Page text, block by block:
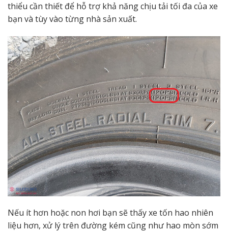
thiểu cần thiết để hỗ trợ khả năng chịu tải tối đa của xe
bạn và tùy vào từng nhà sản xuất.
Nếu ít hơn hoặc non hơi bạn sẽ thấy xe tốn hao nhiên
liệu hơn, xử lý trên đường kém cũng như hao mòn sớm